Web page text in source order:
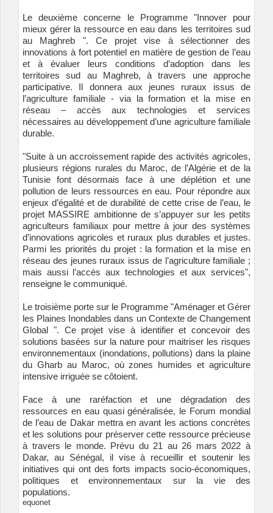
Le deuxième concerne le Programme "Innover pour
mieux gérer la ressource en eau dans les territoires sud
au Maghreb ". Ce projet vise à sélectionner des
innovations à fort potentiel en matière de gestion de l’eau
et à évaluer leurs conditions d’adoption dans les
territoires sud au Maghreb, à travers une approche
participative. Il donnera aux jeunes ruraux issus de
l’agriculture familiale - via la formation et la mise en
réseau – accès aux technologies et services
nécessaires au développement d’une agriculture familiale
durable.
"Suite à un accroissement rapide des activités agricoles,
plusieurs régions rurales du Maroc, de l’Algérie et de la
Tunisie font désormais face à une déplétion et une
pollution de leurs ressources en eau. Pour répondre aux
enjeux d’égalité et de durabilité de cette crise de l’eau, le
projet MASSIRE ambitionne de s’appuyer sur les petits
agriculteurs familiaux pour mettre à jour des systèmes
d’innovations agricoles et ruraux plus durables et justes.
Parmi les priorités du projet : la formation et la mise en
réseau des jeunes ruraux issus de l’agriculture familiale ;
mais aussi l’accès aux technologies et aux services",
renseigne le communiqué.
Le troisième porte sur le Programme "Aménager et Gérer
les Plaines Inondables dans un Contexte de Changement
Global ". Ce projet vise à identifier et concevoir des
solutions basées sur la nature pour maitriser les risques
environnementaux (inondations, pollutions) dans la plaine
du Gharb au Maroc, où zones humides et agriculture
intensive irriguée se côtoient.
Face à une raréfaction et une dégradation des
ressources en eau quasi généralisée, le Forum mondial
de l’eau de Dakar mettra en avant les actions concrètes
et les solutions pour préserver cette ressource précieuse
à travers le monde. Prévu du 21 au 26 mars 2022 à
Dakar, au Sénégal, il vise à recueillir et soutenir les
initiatives qui ont des forts impacts socio-économiques,
politiques et environnementaux sur la vie des
populations.
equonet